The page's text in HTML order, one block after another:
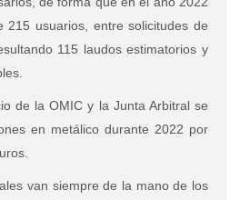
215 usuarios, entre solicitudes de
115 laudos estimatorios y
de la OMIC y la Junta Arbitral se
en metálico durante 2022 por
van siempre de la mano de los